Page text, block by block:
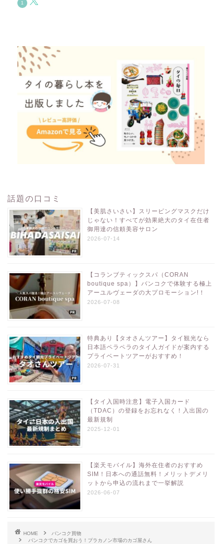
話題の口コミ
【美肌さいさい】スリーピングマスクだけ
じゃない！すべてが効果絶大のタイ在住者
御用達の信頼美容サロン
2026-07-14
【コランブティックスパ（CORAN
boutique spa）】バンコクで体験する極上
アーユルヴェーダの大プロモーション!！
2026-07-08
特典あり【タオさんツアー】タイ観光なら
日本語ペラペラのタイ人ガイドが案内する
プライベートツアーがおすすめ！
2026-07-31
【タイ入国時注意】電子入国カード
（TDAC）の登録をお忘れなく！入出国の
最新規制
2025-12-01
【楽天モバイル】海外在住者のおすすめ
SIM！日本への通話無料！メリットデメリ
ットから申込の流れまで一挙解説
2026-06-07
HOME
バンコク買物
バンコクでカゴを買おう！プラカノン市場のカゴ屋さん